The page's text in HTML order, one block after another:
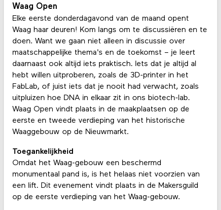
Waag Open
Elke eerste donderdagavond van de maand opent
Waag haar deuren! Kom langs om te discussiëren en te
doen. Want we gaan niet alleen in discussie over
maatschappelijke thema's en de toekomst – je leert
daarnaast ook altijd iets praktisch. Iets dat je altijd al
hebt willen uitproberen, zoals de 3D-printer in het
FabLab, of juist iets dat je nooit had verwacht, zoals
uitpluizen hoe DNA in elkaar zit in ons biotech-lab.
Waag Open vindt plaats in de maakplaatsen op de
eerste en tweede verdieping van het historische
Waaggebouw op de Nieuwmarkt.
Toegankelijkheid
Omdat het Waag-gebouw een beschermd
monumentaal pand is, is het helaas niet voorzien van
een lift. Dit evenement vindt plaats in de Makersguild
op de eerste verdieping van het Waag-gebouw.